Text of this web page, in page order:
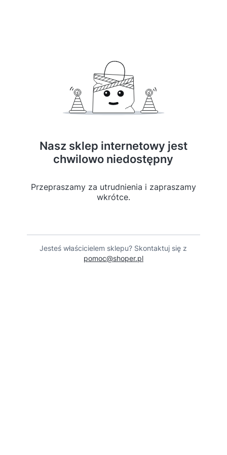
Nasz sklep internetowy jest
chwilowo niedostępny
Przepraszamy za utrudnienia i zapraszamy
wkrótce.
Jesteś właścicielem sklepu? Skontaktuj się z
pomoc@shoper.pl